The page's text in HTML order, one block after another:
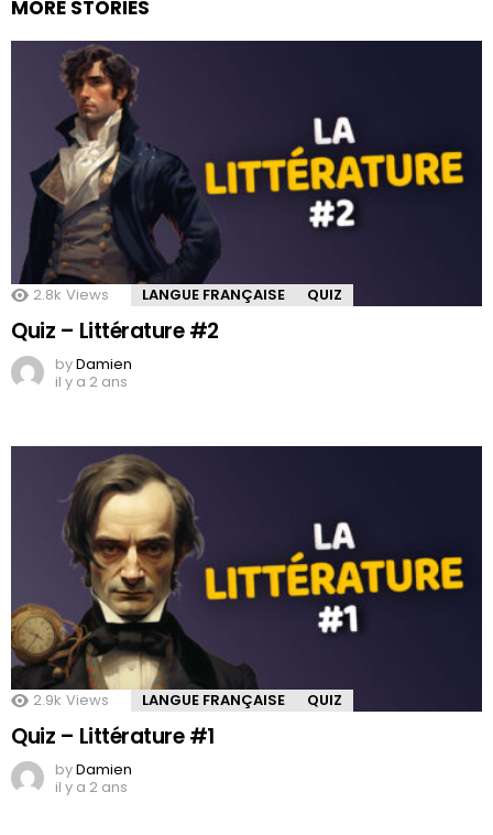
MORE STORIES
2.8k Views LANGUE FRANÇAISE QUIZ
Quiz – Littérature #2
byDamien
il y a 2 ans
2.9k Views LANGUE FRANÇAISE QUIZ
Quiz – Littérature #1
byDamien
il y a 2 ans